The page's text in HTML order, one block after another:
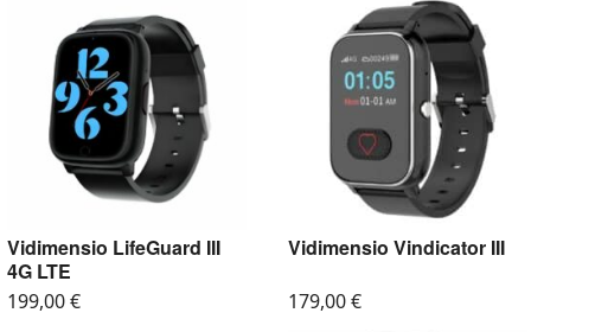
Vidimensio LifeGuard III
4G LTE
199,00€
Vidimensio Vindicator III
179,00€